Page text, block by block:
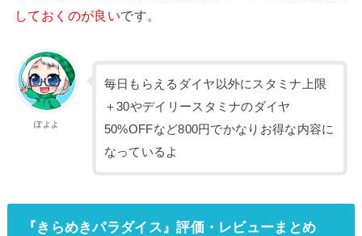
しておくのが良いです。
ぽよよ
毎日もらえるダイヤ以外にスタミナ上限
＋30やデイリースタミナのダイヤ
50%OFFなど800円でかなりお得な内容に
なっているよ
『きらめきパラダイス』評価・レビューまとめ